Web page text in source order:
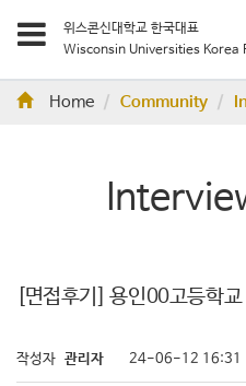
위스콘신대학교 한국대표
Wisconsin Universities Korea
Home Community
[면접후기] 용인00고등학
작성자 관리자 24-06-12 16:31